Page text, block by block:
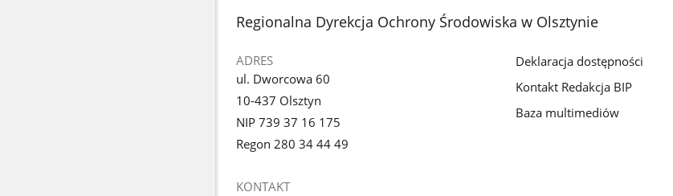
stopka
Regionalna Dyrekcja Ochrony Środowiska w Olsztynie
ADRES
ul. Dworcowa 60
10-437 Olsztyn
NIP 739 37 16 175
Regon 280 34 44 49
KONTAKT
Deklaracja dostępności
Kontakt Redakcja BIP
Baza multimediów